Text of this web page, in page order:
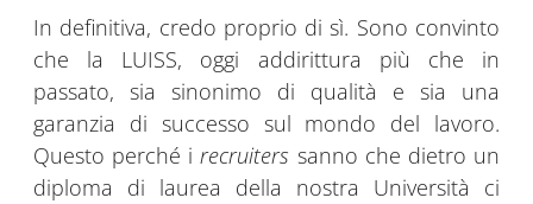
In definitiva, credo proprio di sì. Sono convinto
che la LUISS, oggi addirittura più che in
passato, sia sinonimo di qualità e sia una
garanzia di successo sul mondo del lavoro.
Questo perché irecruiters sanno che dietro un
diploma di laurea della nostra Università ci